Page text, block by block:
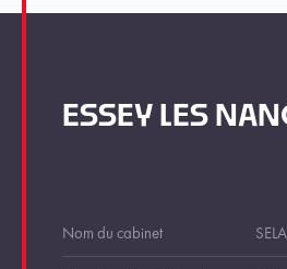
ESSEY LES
Nom du cabinet